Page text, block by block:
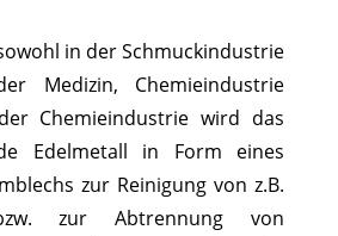
in der Schmuckindustrie
Medizin, Chemieindustrie
Chemieindustrie wird das
Edelmetall in Form eines
zur Reinigung von z.B.
zur Abtrennung von